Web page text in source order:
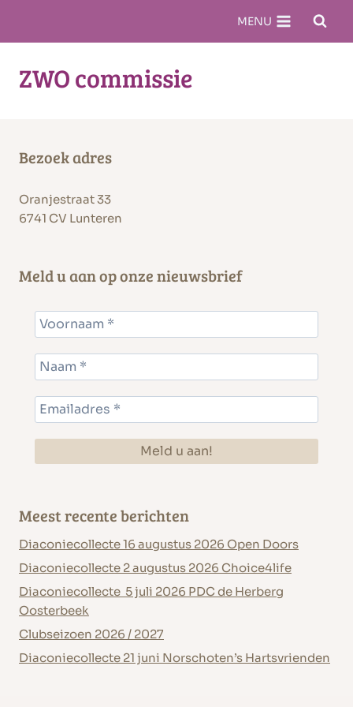
inhoud
MENU
ZWO commissie
Bezoek adres
Oranjestraat 33
6741 CV Lunteren
Meld u aan op onze nieuwsbrief
Meest recente berichten
Diaconiecollecte 16 augustus 2026 Open Doors
Diaconiecollecte 2 augustus 2026 Choice4life
Diaconiecollecte 5 juli 2026 PDC de Herberg
Oosterbeek
Clubseizoen 2026 / 2027
Diaconiecollecte 21 juni Norschoten’s Hartsvrienden